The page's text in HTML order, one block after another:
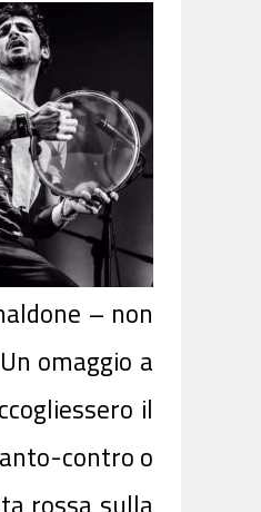
– non
omaggio a
il
contro o